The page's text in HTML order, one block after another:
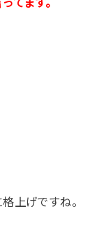
てます。
上げですね。